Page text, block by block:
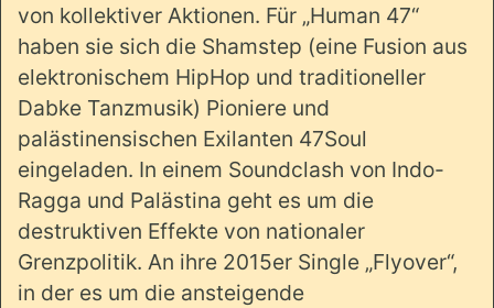
von kollektiver Aktionen. Für „Human 47“
haben sie sich die Shamstep (eine Fusion aus
elektronischem HipHop und traditioneller
Dabke Tanzmusik) Pioniere und
palästinensischen Exilanten 47Soul
eingeladen. In einem Soundclash von Indo-
Ragga und Palästina geht es um die
destruktiven Effekte von nationaler
Grenzpolitik. An ihre 2015er Single „Flyover“,
in der es um die ansteigende